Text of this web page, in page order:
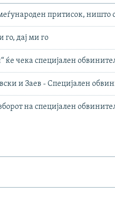
притисок, ништо
го, дај ми го
ќе чека специјален
и Заев - Специјален
на специјален